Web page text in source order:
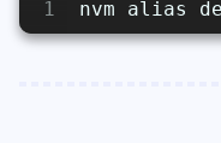
1 nvm alias